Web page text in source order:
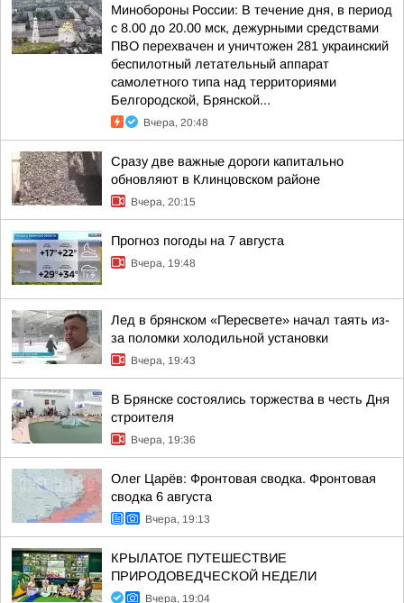
Минобороны России: В течение дня, в период
с 8.00 до 20.00 мск, дежурными средствами
ПВО перехвачен и уничтожен 281 украинский
беспилотный летательный аппарат
самолетного типа над территориями
Белгородской, Брянской...
Вчера, 20:48
Сразу две важные дороги капитально
обновляют в Клинцовском районе
Вчера, 20:15
Прогноз погоды на 7 августа
Вчера, 19:48
Лед в брянском «Пересвете» начал таять из-
за поломки холодильной установки
Вчера, 19:43
В Брянске состоялись торжества в честь Дня
строителя
Вчера, 19:36
Олег Царёв: Фронтовая сводка. Фронтовая
сводка 6 августа
Вчера, 19:13
КРЫЛАТОЕ ПУТЕШЕСТВИЕ
ПРИРОДОВЕДЧЕСКОЙ НЕДЕЛИ
Вчера, 19:04